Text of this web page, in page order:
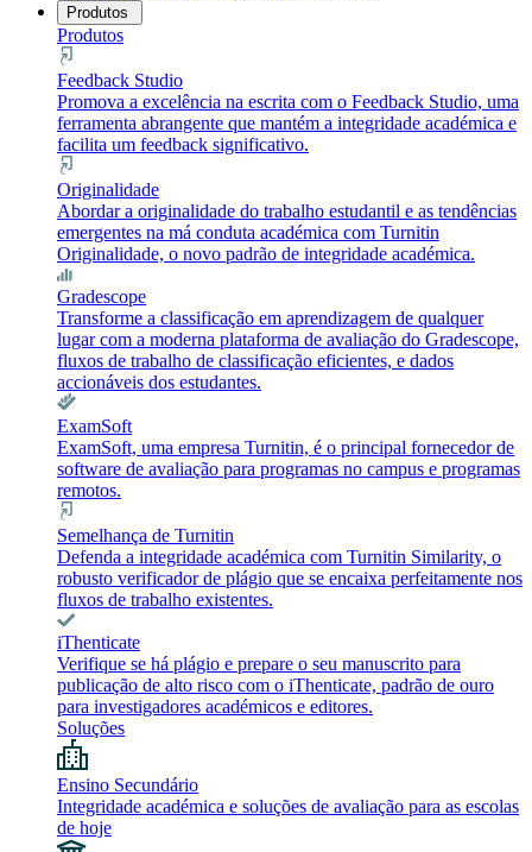
Produtos
Produtos
Feedback Studio
Promova a excelência na escrita com o Feedback Studio, uma
ferramenta abrangente que mantém a integridade académica e
facilita um feedback significativo.
Originalidade
Abordar a originalidade do trabalho estudantil e as tendências
emergentes na má conduta académica com Turnitin
Originalidade, o novo padrão de integridade académica.
Gradescope
Transforme a classificação em aprendizagem de qualquer
lugar com a moderna plataforma de avaliação do Gradescope,
fluxos de trabalho de classificação eficientes, e dados
accionáveis dos estudantes.
ExamSoft
ExamSoft, uma empresa Turnitin, é o principal fornecedor de
software de avaliação para programas no campus e programas
remotos.
Semelhança de Turnitin
Defenda a integridade académica com Turnitin Similarity, o
robusto verificador de plágio que se encaixa perfeitamente nos
fluxos de trabalho existentes.
iThenticate
Verifique se há plágio e prepare o seu manuscrito para
publicação de alto risco com o iThenticate, padrão de ouro
para investigadores académicos e editores.
Soluções
Ensino Secundário
Integridade académica e soluções de avaliação para as escolas
de hoje